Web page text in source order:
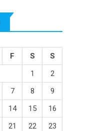
F S
S
1
2
7 8
9
14 15
16
21 22
23